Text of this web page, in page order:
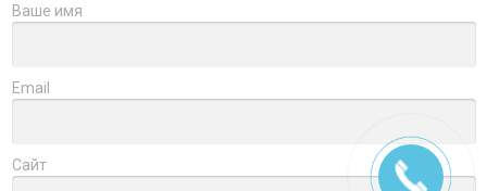
Ваше имя
Email
Сайт